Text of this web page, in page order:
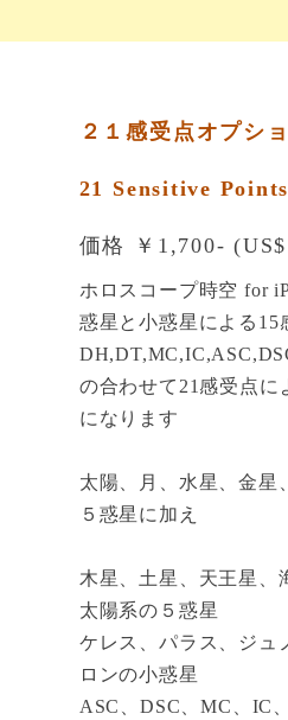
２１感受点オプシ
21 Sensitive
価格 ￥1,700-
ホロスコープ時空 for
惑星と小惑星による15
の合わせて21感受点に
になります
太陽、月、水星、金星
５惑星に加え
木星、土星、天王星、
太陽系の５惑星
ケレス、パラス、ジュ
ロンの小惑星
ASC、DSC、MC、IC